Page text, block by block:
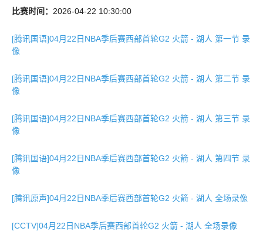
比赛时间： 2026-04-22 10:30:00
[腾讯国语]04月22日NBA季后赛西部首轮G2 火箭 - 湖人 第一节 录
像
[腾讯国语]04月22日NBA季后赛西部首轮G2 火箭 - 湖人 第二节 录
像
[腾讯国语]04月22日NBA季后赛西部首轮G2 火箭 - 湖人 第三节 录
像
[腾讯国语]04月22日NBA季后赛西部首轮G2 火箭 - 湖人 第四节 录
像
[腾讯原声]04月22日NBA季后赛西部首轮G2 火箭 - 湖人 全场录像
[CCTV]04月22日NBA季后赛西部首轮G2 火箭 - 湖人 全场录像